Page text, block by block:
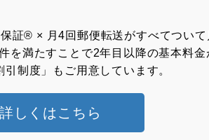
証® × ⽉4回郵便転送がすべてつい
を満たすことで2年目以降の基本料金
制度」もご用意しています。
詳しくはこちら